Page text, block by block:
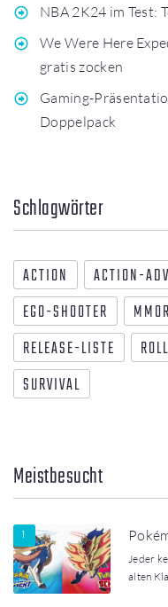
NBA 2K24 im Test:
We Were Here
gratis zocken
Gaming-
Doppelpack
Schlagwörter
ACTION ACTION-
EGO-SHOOTER
RELEASE-LISTE
SURVIVAL
Meistbesucht
Jeder
alten